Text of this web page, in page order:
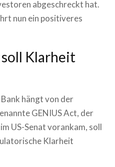
abgeschreckt hat.
nun ein positiveres
soll Klarheit
hängt von der
GENIUS Act, der
US-Senat vorankam, soll
Klarheit